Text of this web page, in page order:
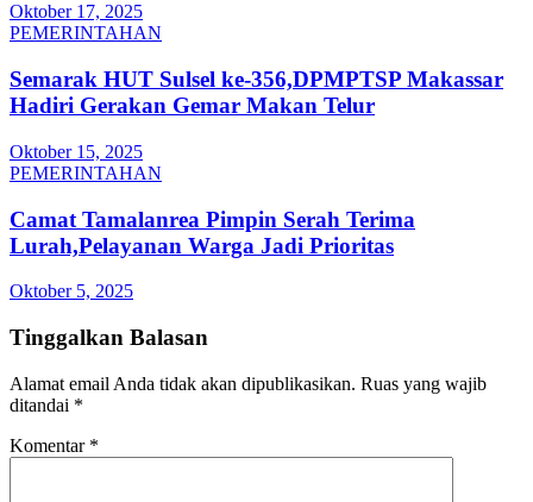
Oktober 17, 2025
PEMERINTAHAN
Semarak HUT Sulsel ke-356,DPMPTSP Makassar
Hadiri Gerakan Gemar Makan Telur
Oktober 15, 2025
PEMERINTAHAN
Camat Tamalanrea Pimpin Serah Terima
Lurah,Pelayanan Warga Jadi Prioritas
Oktober 5, 2025
Tinggalkan Balasan
Alamat email Anda tidak akan dipublikasikan. Ruas yang wajib
ditandai *
Komentar *